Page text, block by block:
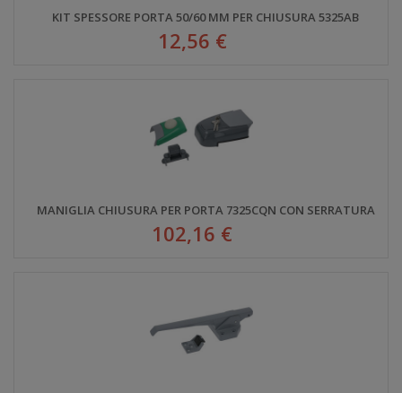
KIT SPESSORE PORTA 50/60 MM PER CHIUSURA 5325AB
12,56 €
MANIGLIA CHIUSURA PER PORTA 7325CQN CON SERRATURA
102,16 €